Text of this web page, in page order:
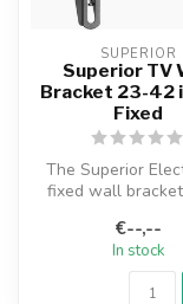
SUPERIOR
Superior TV
Bracket 23-42
Fixed
The Superior
fixed wall
...
€--,--
In stock